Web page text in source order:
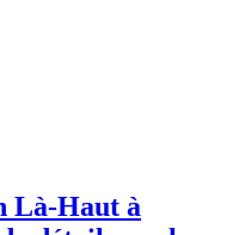
Là-Haut à